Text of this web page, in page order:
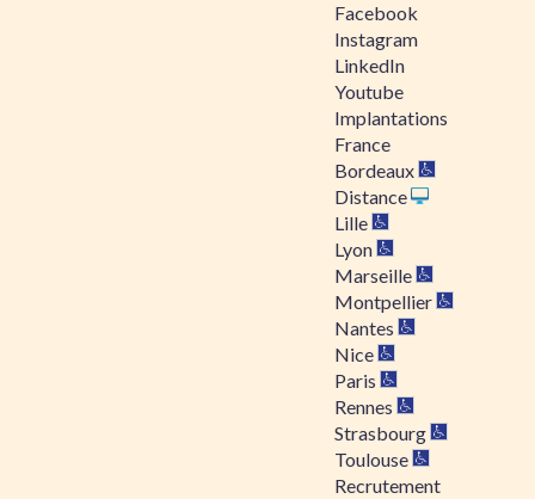
Facebook
Instagram
LinkedIn
Youtube
Implantations
France
Bordeaux
Distance
Lille
Lyon
Marseille
Montpellier
Nantes
Nice
Paris
Rennes
Strasbourg
Toulouse
Recrutement